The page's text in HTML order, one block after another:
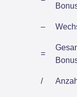
–
=
/